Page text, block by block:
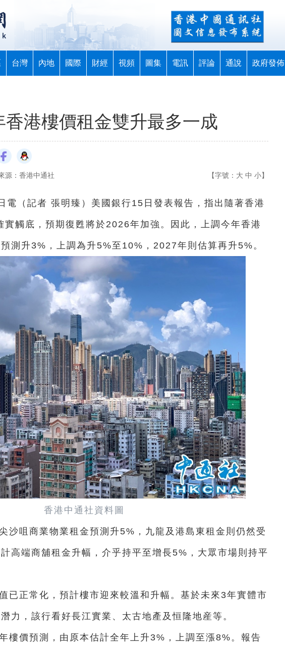
台灣 內地 國際 財經 視頻 圖集 電訊 評論 通說 政府發佈
香港樓價租金雙升最多一成
源：香港中通社 【字號： 大 中 小】
電（記者 張明臻）美國銀行15日發表報告，指出隨著香港
觸底，預期復甦將於2026年加強。因此，上調今年香港
測升3%，上調為升5%至10%，2027年則估算再升5%。
香港中通社資料圖
沙咀商業物業租金預測升5%，九龍及港島東租金則仍然受
高端商舖租金升幅，介乎持平至增長5%，大眾市場則持平
已正常化，預計樓市迎來較溫和升幅。基於未來3年實體市
力，該行看好長江實業、太古地產及恒隆地産等。
樓價預測，由原本估計全年上升3%，上調至漲8%。報告